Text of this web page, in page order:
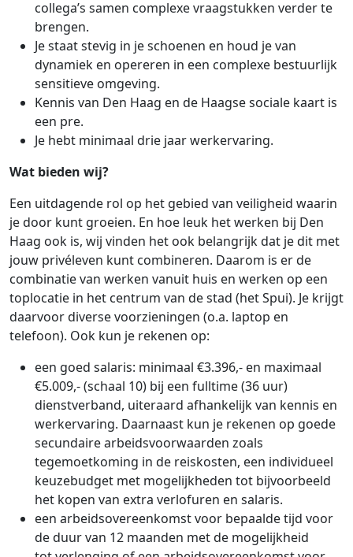
collega’s samen complexe vraagstukken verder te
brengen.
Je staat stevig in je schoenen en houd je van
dynamiek en opereren in een complexe bestuurlijk
sensitieve omgeving.
Kennis van Den Haag en de Haagse sociale kaart is
een pre.
Je hebt minimaal drie jaar werkervaring.
Wat bieden wij?
Een uitdagende rol op het gebied van veiligheid waarin
je door kunt groeien. En hoe leuk het werken bij Den
Haag ook is, wij vinden het ook belangrijk dat je dit met
jouw privéleven kunt combineren. Daarom is er de
combinatie van werken vanuit huis en werken op een
toplocatie in het centrum van de stad (het Spui). Je krijgt
daarvoor diverse voorzieningen (o.a. laptop en
telefoon). Ook kun je rekenen op:
een goed salaris: minimaal €3.396,- en maximaal
€5.009,- (schaal 10) bij een fulltime (36 uur)
dienstverband, uiteraard afhankelijk van kennis en
werkervaring. Daarnaast kun je rekenen op goede
secundaire arbeidsvoorwaarden zoals
tegemoetkoming in de reiskosten, een individueel
keuzebudget met mogelijkheden tot bijvoorbeeld
het kopen van extra verlofuren en salaris.
een arbeidsovereenkomst voor bepaalde tijd voor
de duur van 12 maanden met de mogelijkheid